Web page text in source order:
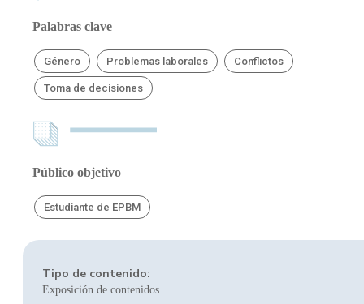
Palabras clave
Género Problemas laborales Conflictos
Toma de decisiones
Público objetivo
Estudiante de EPBM
Tipo de contenido:
Exposición de contenidos